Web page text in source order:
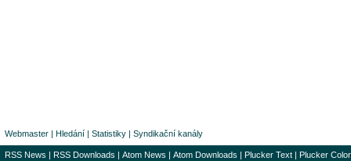
Webmaster | Hledání | Statistiky | Syndikační kanály
RSS News | RSS Downloads | Atom News | Atom Downloads | Plucker Text | Plucker Color